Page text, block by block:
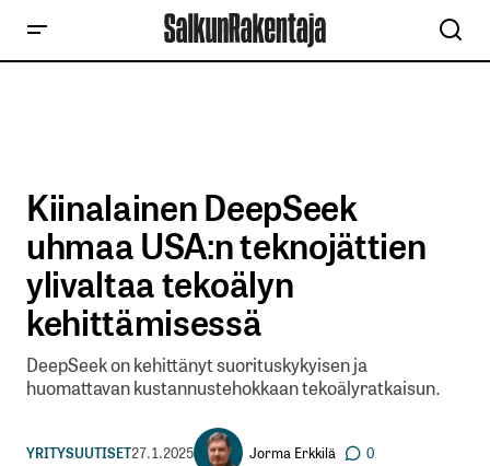
Kiinalainen DeepSeek
uhmaa USA:n teknojättien
ylivaltaa tekoälyn
kehittämisessä
DeepSeek on kehittänyt suorituskykyisen ja
huomattavan kustannustehokkaan tekoälyratkaisun.
YRITYSUUTISET27.1.2025 Jorma Erkkilä 0